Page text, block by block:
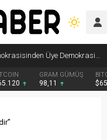
Yeni Nesil Siyaset: Delege Demokrasisinden Üye Demokrasisine
GRAM GÜMÜŞ
98,11